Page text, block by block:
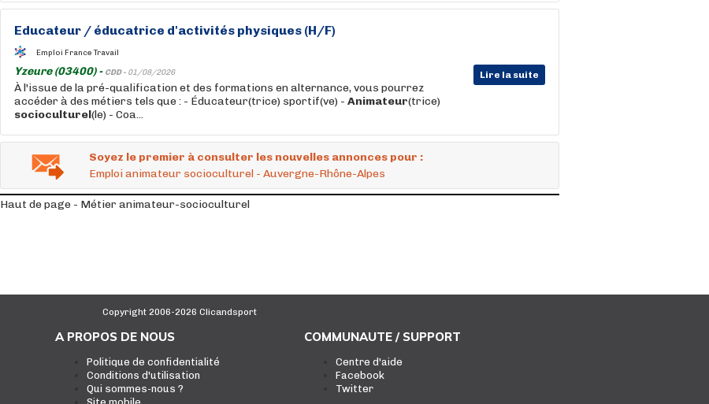
Educateur / éducatrice d'activités physiques (H/F)
Emploi France Travail
Yzeure (03400) - CDD - 01/08/2026 Lire la suite
À l'issue de la pré-qualification et des formations en alternance, vous pourrez
accéder à des métiers tels que : - Éducateur(trice) sportif(ve) - Animateur(trice)
socioculturel(le) - Coa...
Soyez le premier à consulter les nouvelles annonces pour :
Emploi animateur socioculturel - Auvergne-Rhône-Alpes
Haut de page - Métier animateur-socioculturel
Copyright 2006-2026 Clicandsport
A PROPOS DE NOUS
Politique de confidentialité
Conditions d'utilisation
Qui sommes-nous ?
COMMUNAUTE / SUPPORT
Centre d'aide
Facebook
Twitter